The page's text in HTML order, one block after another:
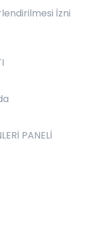
İzni
PANELİ